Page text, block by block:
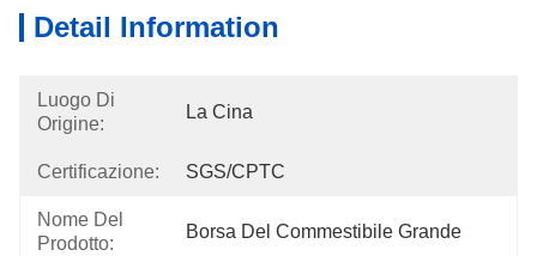
Detail Information
Luogo Di
Origine:
La Cina
Certificazione: SGS/CPTC
Nome Del
Prodotto:
Borsa Del Commestibile Grande